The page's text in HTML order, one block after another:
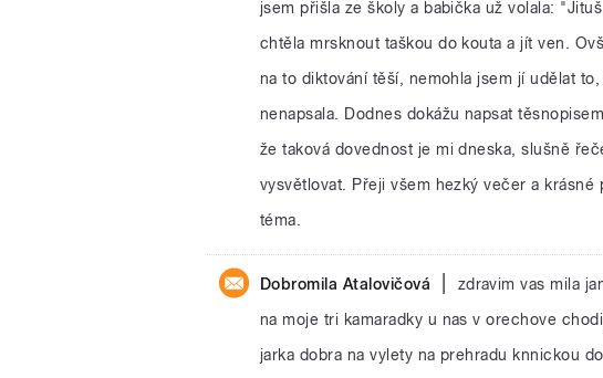
jsem přišla ze školy a babička už volala:
chtěla mrsknout taškou do kouta a jít ven.
na to diktování těší, nemohla jsem jí udělat
nenapsala. Dodnes dokážu napsat
že taková dovednost je mi dneska, slušně
vysvětlovat. Přeji všem hezký večer a krásné
téma.
Dobromila Atalovičová
zdravim vas mila
na moje tri kamaradky u nas v orechove
jarka dobra na vylety na prehradu knnickou